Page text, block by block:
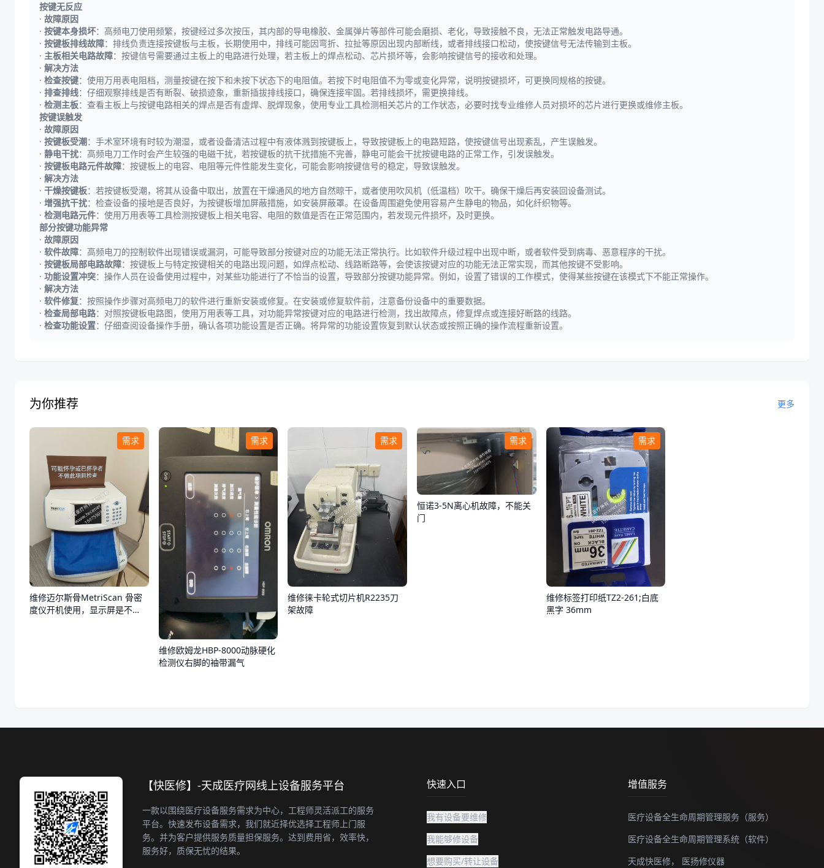
按键无反应
· 故障原因
· 按键本身损坏：高频电刀使用频繁，按键经过多次按压，其内部的导电橡胶、金属弹片等部件可能会磨损、老化，导致接触不良，无法正常触发电路导通。
· 按键板排线故障：排线负责连接按键板与主板，长期使用中，排线可能因弯折、拉扯等原因出现内部断线，或者排线接口松动，使按键信号无法传输到主板。
· 主板相关电路故障：按键信号需要通过主板上的电路进行处理，若主板上的焊点松动、芯片损坏等，会影响按键信号的接收和处理。
· 解决方法
· 检查按键：使用万用表电阻档，测量按键在按下和未按下状态下的电阻值。若按下时电阻值不为零或变化异常，说明按键损坏，可更换同规格的按键。
· 排查排线：仔细观察排线是否有断裂、破损迹象，重新插拔排线接口，确保连接牢固。若排线损坏，需更换排线。
· 检测主板：查看主板上与按键电路相关的焊点是否有虚焊、脱焊现象，使用专业工具检测相关芯片的工作状态，必要时找专业维修人员对损坏的芯片进行更换或维修主板。
按键误触发
· 故障原因
· 按键板受潮：手术室环境有时较为潮湿，或者设备清洁过程中有液体溅到按键板上，导致按键板上的电路短路，使按键信号出现紊乱，产生误触发。
· 静电干扰：高频电刀工作时会产生较强的电磁干扰，若按键板的抗干扰措施不完善，静电可能会干扰按键电路的正常工作，引发误触发。
· 按键板电路元件故障：按键板上的电容、电阻等元件性能发生变化，可能会影响按键信号的稳定，导致误触发。
· 解决方法
· 干燥按键板：若按键板受潮，将其从设备中取出，放置在干燥通风的地方自然晾干，或者使用吹风机（低温档）吹干。确保干燥后再安装回设备测试。
· 增强抗干扰：检查设备的接地是否良好，为按键板增加屏蔽措施，如安装屏蔽罩。在设备周围避免使用容易产生静电的物品，如化纤织物等。
· 检测电路元件：使用万用表等工具检测按键板上相关电容、电阻的数值是否在正常范围内，若发现元件损坏，及时更换。
部分按键功能异常
· 故障原因
· 软件故障：高频电刀的控制软件出现错误或漏洞，可能导致部分按键对应的功能无法正常执行。比如软件升级过程中出现中断，或者软件受到病毒、恶意程序的干扰。
· 按键板局部电路故障：按键板上与特定按键相关的电路出现问题，如焊点松动、线路断路等，会使该按键对应的功能无法正常实现，而其他按键不受影响。
· 功能设置冲突：操作人员在设备使用过程中，对某些功能进行了不恰当的设置，导致部分按键功能异常。例如，设置了错误的工作模式，使得某些按键在该模式下不能正常操作。
· 解决方法
· 软件修复：按照操作步骤对高频电刀的软件进行重新安装或修复。在安装或修复软件前，注意备份设备中的重要数据。
· 检查局部电路：对照按键板电路图，使用万用表等工具，对功能异常按键对应的电路进行检测，找出故障点，修复焊点或连接好断路的线路。
· 检查功能设置：仔细查阅设备操作手册，确认各项功能设置是否正确。将异常的功能设置恢复到默认状态或按照正确的操作流程重新设置。
为你推荐 更多
需求
维修迈尔斯骨MetriScan 骨密
度仪开机使用，显示屏是不
需求
维修欧姆龙HBP-8000动脉硬化
检测仪右脚的袖带漏气
需求
维修徕卡轮式切片机R2235刀
架故障
需求
恒诺3-5N离心机故障，不能关
门
需求
维修标签打印纸TZ2-261;白底
黑字 36mm
【快医修】-天成医疗网线上设备服务平台
一款以围绕医疗设备服务需求为中心，工程师灵活派工的服务
平台。快速发布设备需求，我们就近择优选择工程师上门服
务。并为客户提供服务质量担保服务。达到费用省，效率快，
服务好，质保无忧的结果。
快速入口
我有设备要维修
我能够修设备
想要购买/转让设备
增值服务
医疗设备全生命周期管理服务（服务）
医疗设备全生命周期管理系统（软件）
天成快医修，
医扬修仪器